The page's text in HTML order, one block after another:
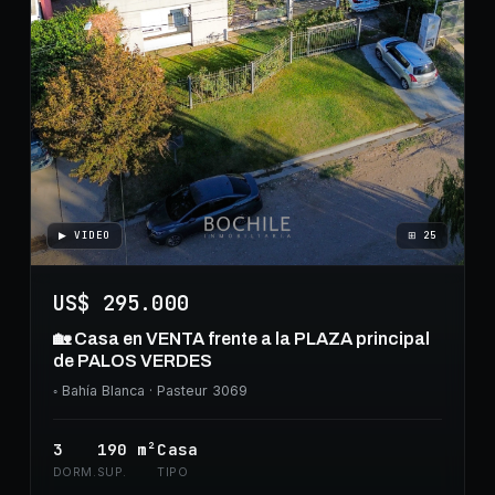
⊞ 25
▶ VIDEO
US$ 295.000
🏡 Casa en VENTA frente a la PLAZA principal
de PALOS VERDES
◦ Bahía Blanca · Pasteur 3069
3
DORM.
190 m²
SUP.
Casa
TIPO